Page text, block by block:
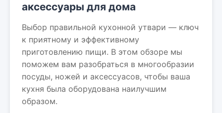
аксессуары для дома
Выбор правильной кухонной утвари — ключ
к приятному и эффективному
приготовлению пищи. В этом обзоре мы
поможем вам разобраться в многообразии
посуды, ножей и аксессуасов, чтобы ваша
кухня была оборудована наилучшим
образом.